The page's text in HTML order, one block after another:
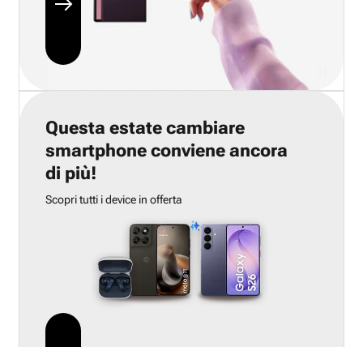
Questa estate cambiare
smartphone conviene ancora
di più!
Scopri tutti i device in offerta